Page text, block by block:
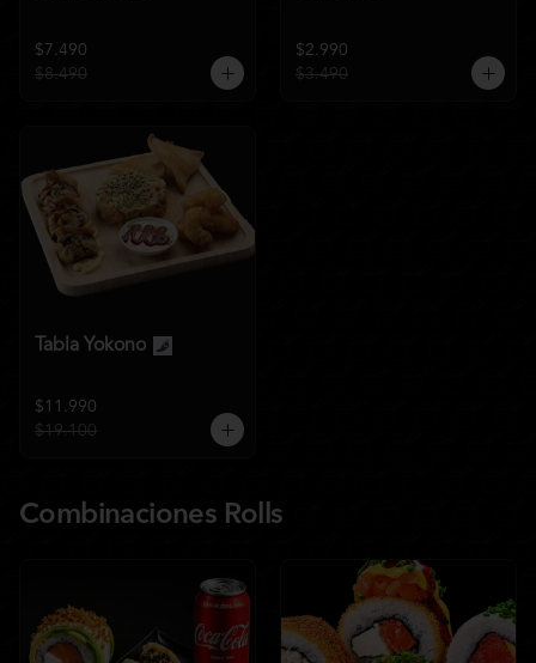
$7.490
$8.490
$2.990
$3.490
Tabla Yokono
$11.990
$19.100
Combinaciones Rolls